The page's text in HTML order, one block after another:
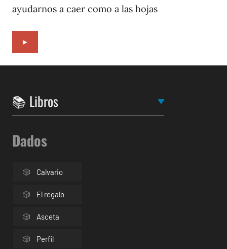
ayudarnos a caer como a las hojas
►
Dados
Calvario
El regalo
Asceta
Perfil